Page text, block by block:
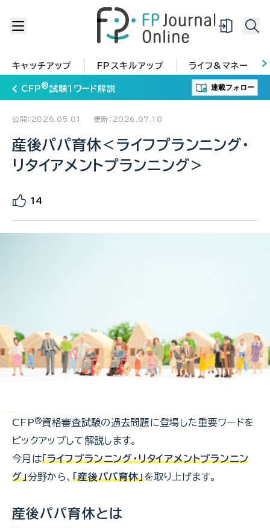
キャッチアップ FPスキルアップ ライフ&マネー
CFP®試験１ワード解説 連載フォロー
公開：2026.05.01 更新：2026.07.10
産後パパ育休＜ライフプランニング・
リタイアメントプランニング＞
14
CFP®資格審査試験の過去問題に登場した重要ワードを
ピックアップして解説します。
今月は「ライフプランニング・リタイアメントプランニン
グ」分野から、「産後パパ育休」を取り上げます。
産後パパ育休とは